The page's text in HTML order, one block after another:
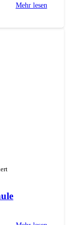
Mehr lesen